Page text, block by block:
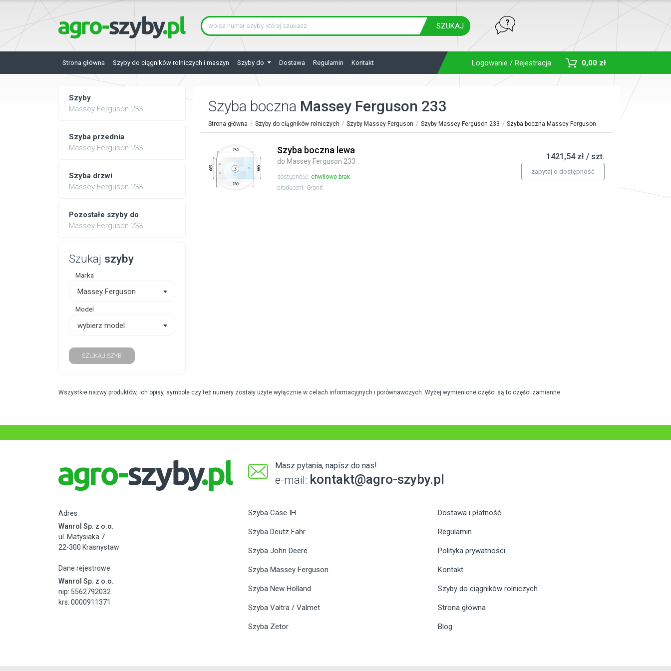
SZUKAJ
Strona główna Szyby do ciągników rolniczych i maszyn Szyby do Dostawa Regulamin Kontakt Logowanie / Rejestracja 0,00 zł
Szyby
Massey Ferguson 233
Szyba przednia
Massey Ferguson 233
Szyba drzwi
Massey Ferguson 233
Pozostałe szyby do
Massey Ferguson 233
Szukaj szyby
Marka
Massey Ferguson
Model
wybierz model
SZUKAJ SZYB
Szyba boczna Massey Ferguson 233
Strona główna Szyby do ciągników rolniczych Szyby Massey Ferguson Szyby Massey Ferguson 233 Szyba boczna Massey Ferguson
Szyba boczna lewa
do Massey Ferguson 233
dostępność:chwilowo brak
producent: Granit
1421,54 zł / szt.
zapytaj o dostępność
Wszystkie nazwy produktów, ich opisy, symbole czy też numery zostały użyte wyłącznie w celach informacyjnych i porównawczych. Wyżej wymienione części są to części zamienne.
Masz pytania, napisz do nas!
e-mail: kontakt@agro-szyby.pl
Adres:
Wanrol Sp. z o.o.
ul. Matysiaka 7
22-300 Krasnystaw
Dane rejestrowe:
Wanrol Sp. z o.o.
nip: 5562792032
krs: 0000911371
Szyba Case IH
Szyba Deutz Fahr
Szyba John Deere
Szyba Massey Ferguson
Szyba New Holland
Szyba Valtra / Valmet
Szyba Zetor
Dostawa i płatność
Regulamin
Polityka prywatności
Kontakt
Szyby do ciągników rolniczych
Strona główna
Blog